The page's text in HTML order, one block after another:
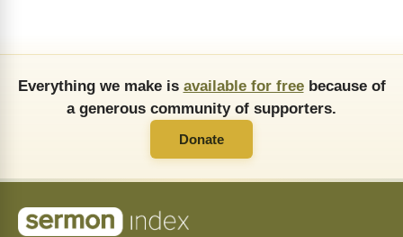
Everything we make is available for freebecause of
a generous community of supporters.
Donate